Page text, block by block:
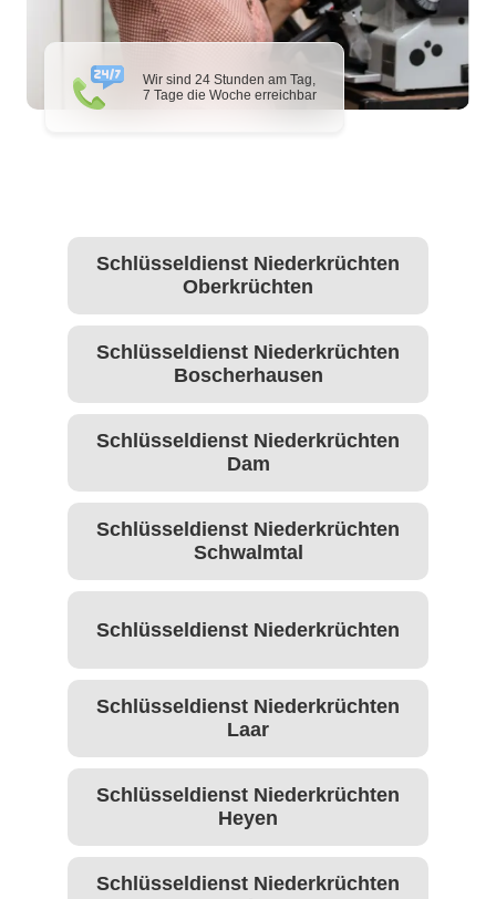
Wir sind 24 Stunden am Tag,
7 Tage die Woche erreichbar
Schlüsseldienst Niederkrüchten
Oberkrüchten
Schlüsseldienst Niederkrüchten
Boscherhausen
Schlüsseldienst Niederkrüchten
Dam
Schlüsseldienst Niederkrüchten
Schwalmtal
Schlüsseldienst Niederkrüchten
Schlüsseldienst Niederkrüchten
Laar
Schlüsseldienst Niederkrüchten
Heyen
Schlüsseldienst Niederkrüchten